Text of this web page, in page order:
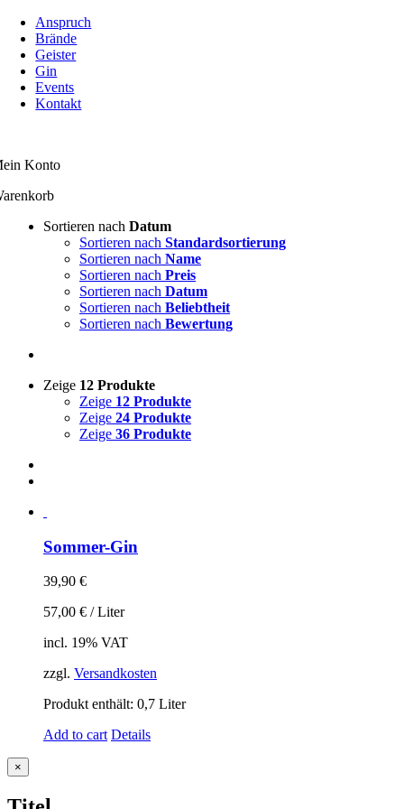
Zum
Inhalt
springen
Anspruch
Brände
Geister
Gin
Events
Kontakt
Konto
Sortieren nach Datum
Sortieren nach Standardsortierung
Sortieren nach Name
Sortieren nach Preis
Sortieren nach Datum
Sortieren nach Beliebtheit
Sortieren nach Bewertung
Zeige 12 Produkte
Zeige 12 Produkte
Zeige 24 Produkte
Zeige 36 Produkte
Sommer-Gin
39,90 €
57,00 € /Liter
incl. 19% VAT
zzgl. Versandkosten
Produkt enthält: 0,7 Liter
Add to cart Details
Close
product
×